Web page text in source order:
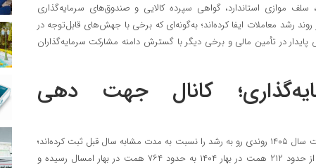
سلف موازی استاندارد، گواهی سپرده کالایی و صندوق‌های سرمایه‌گذاری
رشد معاملات ایفا کرده‌اند؛ به‌گونه‌ای که برخی با جهش‌های قابل‌توجه در
در تأمین مالی و برخی دیگر با گسترش دامنه مشارکت سرمایه‌گذاران
کانال جهت دهی
صندوق‌های سرمایه‌گذاری در سه‌ماهه نخست سال ۱۴۰۵ روندی رو به رشد را نسبت به مدت مشابه سال قبل ثبت کرده‌اند؛
به‌گونه‌ای که ارزش معاملات این صندوق‌ها از حدود ۲۱۲ همت در بهار ۱۴۰۴ به حدود ۷۶۴ همت در بهار امسال رسیده و